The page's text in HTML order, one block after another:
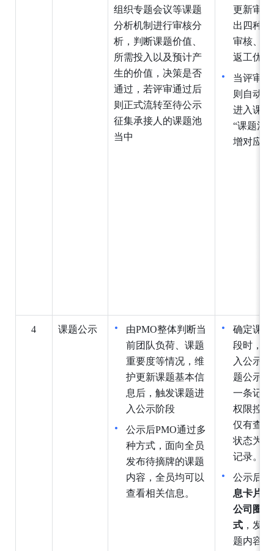
组织专题会议等课题
分析机制进行审核分
析，判断课题价值、
所需投入以及预计产
生的价值，决策是否
通过，若评审通过后
则正式流转至待公示
征集承接人的课题池
当中
更新审
出四种
审核、
返工优化
当评审
则自动
进入课
“课题池
增对应记
4 课题公示
由PMO整体判断当
前团队负荷、课题
重要度等情况，维
护更新课题基本信
息后，触发课题进
入公示阶段
公示后PMO通过多
种方式，面向全员
发布待摘牌的课题
内容，全员均可以
查看相关信息。
确定课
段时，
入公示
题公示”
一条记
权限控
仅有查
状态为”
记录。
公示后
息卡片
公司圈
式，发
题内容